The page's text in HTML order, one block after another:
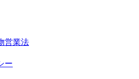
営業法
ー